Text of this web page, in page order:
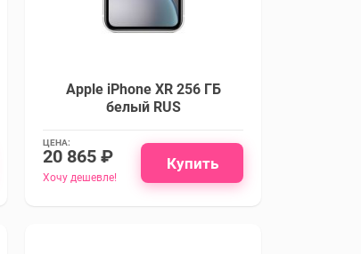
Apple iPhone XR 256 ГБ
белый RUS
ЦЕНА:
20 865 ₽
Хочу дешевле!
Купить